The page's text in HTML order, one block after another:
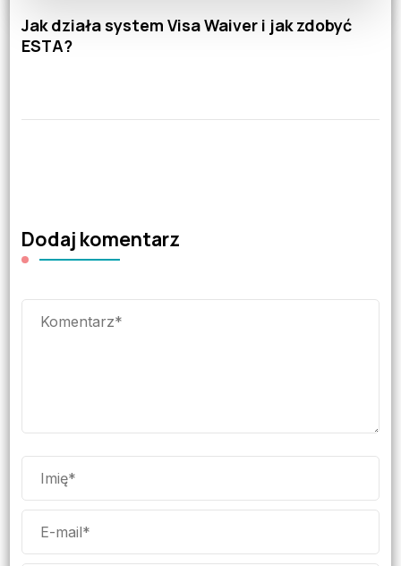
Jak działa system Visa Waiver i jak zdobyć
ESTA?
Dodaj komentarz